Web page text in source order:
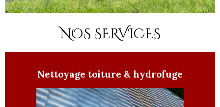
NOS SERVICES
Nettoyage toiture & hydrofuge